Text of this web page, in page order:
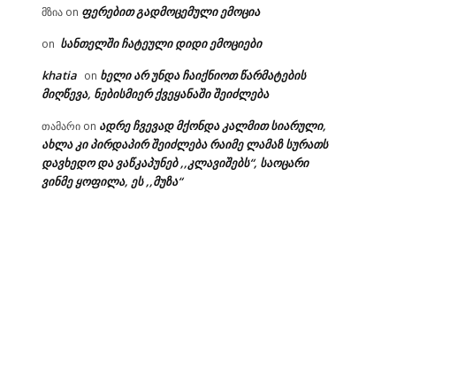
მზია on ფერებით გადმოცემული ემოცია
on სანთელში ჩატეული დიდი ემოციები
khatia on ხელი არ უნდა ჩაიქნიოთ წარმატების
მიღწევა, ნებისმიერ ქვეყანაში შეიძლება
თამარი on ადრე ჩვევად მქონდა კალმით სიარული,
ახლა კი პირდაპირ შეიძლება რაიმე ლამაზ სურათს
დავხედო და ვაწკაპუნებ ,,კლავიშებს“, საოცარი
ვინმე ყოფილა, ეს ,,მუზა“